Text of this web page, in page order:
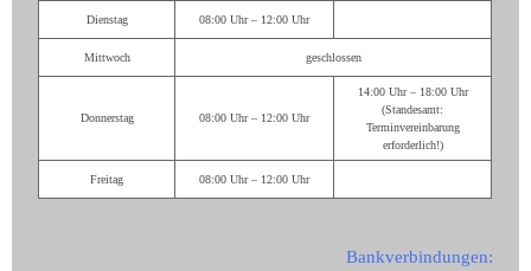
Dienstag 08:00 Uhr – 12:00 Uhr
Mittwoch geschlossen
Donnerstag 08:00 Uhr – 12:00 Uhr
14:00 Uhr – 18:00 Uhr
(Standesamt:
Terminvereinbarung
erforderlich!)
Freitag 08:00 Uhr – 12:00 Uhr
Bankverbindungen: